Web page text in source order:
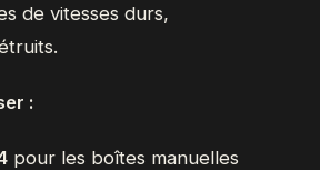
de vitesses durs,
:
pour les boîtes manuelles